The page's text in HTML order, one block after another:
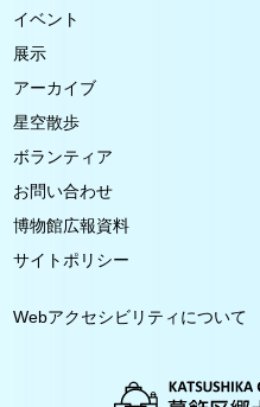
イベント
展示
アーカイブ
星空散歩
ボランティア
お問い合わせ
博物館広報資料
サイトポリシー
Webアクセシビリティについて